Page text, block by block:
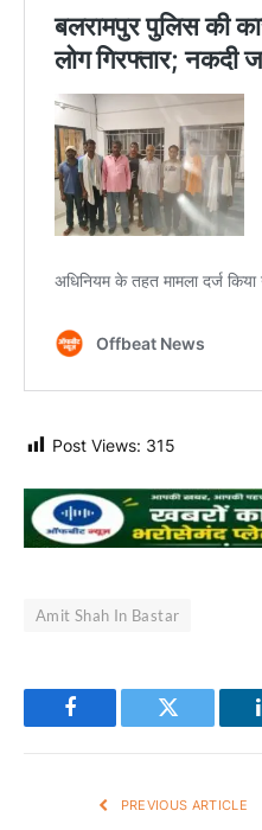
Post Views: 315
Amit Shah In Bastar
Facebook Twitter
PREVIOUS ARTICLE